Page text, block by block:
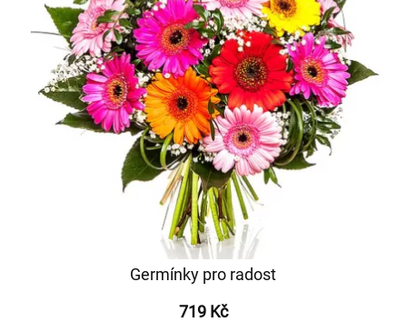
Germínky pro radost
719 Kč